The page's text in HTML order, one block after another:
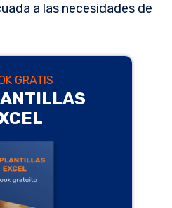
a las necesidades de
GRATIS